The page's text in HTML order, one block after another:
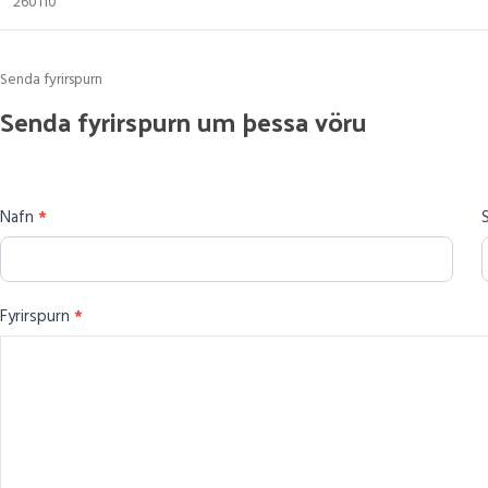
Senda fyrirspurn
Senda
fyrirspurn
þessa
vöru
Senda fyrirspurn um þessa vöru
Nafn *
Fyrirspurn *